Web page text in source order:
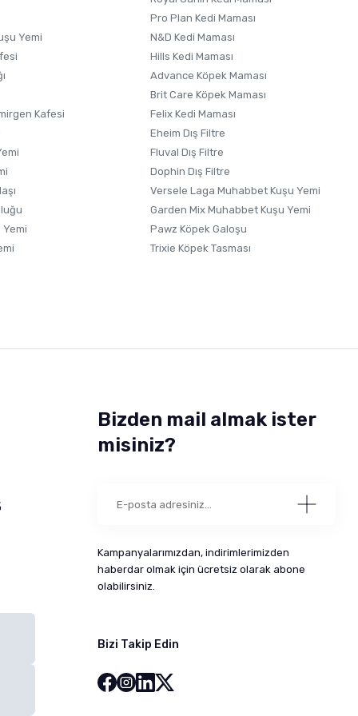
Yemi
Kafesi
Pro Plan Kedi Maması
N&D Kedi Maması
Hills Kedi Maması
Advance Köpek Maması
Brit Care Köpek Maması
Felix Kedi Maması
Eheim Dış Filtre
Fluval Dış Filtre
Dophin Dış Filtre
Versele Laga Muhabbet Kuşu Yemi
Garden Mix Muhabbet Kuşu Yemi
Pawz Köpek Galoşu
Trixie Köpek Tasması
Bizden mail almak ister
misiniz?
Kampanyalarımızdan, indirimlerimizden
haberdar olmak için ücretsiz olarak abone
olabilirsiniz.
Bizi Takip Edin